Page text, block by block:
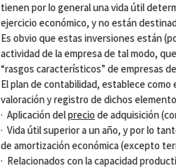
tienen por lo general una vida útil
ejercicio económico, y no están
Es obvio que estas inversiones están
actividad de la empresa de tal modo,
“rasgos característicos” de empresas
El plan de contabilidad, establece como
valoración y registro de dichos
· Aplicacióndelprecio de adquisición
· Vida útil superior a un año, y por lo
de amortización económica (excepto
· Relacionados con la capacidad